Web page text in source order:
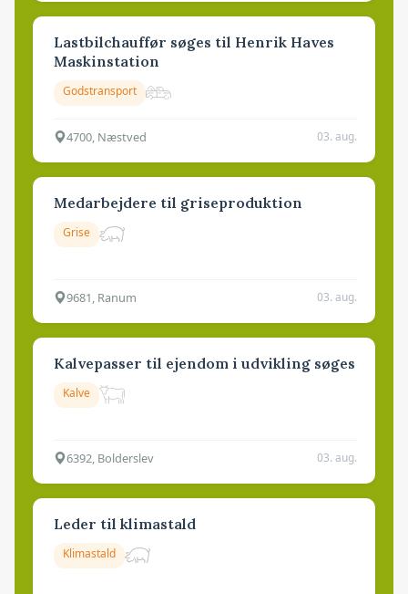
Lastbilchauffør søges til Henrik Haves
Maskinstation
Godstransport
4700, Næstved 03. aug.
Medarbejdere til griseproduktion
Grise
9681, Ranum 03. aug.
Kalvepasser til ejendom i udvikling søges
Kalve
6392, Bolderslev 03. aug.
Leder til klimastald
Klimastald